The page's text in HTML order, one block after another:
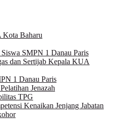
Kota Baharu
SMPN 1 Danau Paris
dan Sertijab Kepala KUA
1 Danau Paris
Jenazah
TPG
Kenaikan Jenjang Jabatan